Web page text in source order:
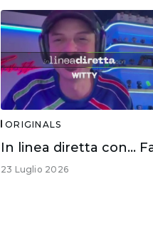
ORIGINALS
23 Luglio 2026